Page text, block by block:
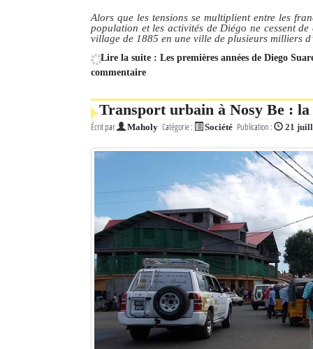
L'actualité du tourisme
Diego Suarez Pratique
Les Petites Annonces
La Tribune de Diego en PDF
Alors que les tensions se multiplient entre les
population et les activités de Diégo ne cessent
village de 1885 en une ville de plusieurs milliers
Lire la suite : Les premières années de Diego
commentaire
Transport urbain à Nosy Be : la
Écrit par Maholy Catégorie : Société Publication : 21